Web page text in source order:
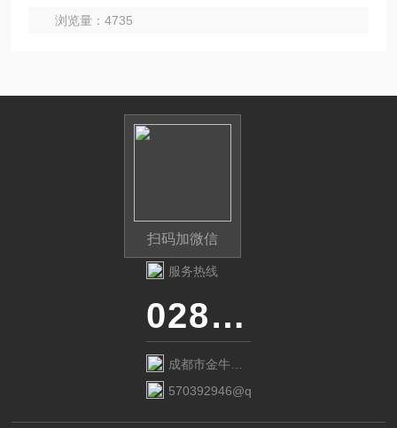
浏览量：4735
扫码加微信
服务热线
028-87741718
成都市金牛区
金府路799号1
570392946@qq.com